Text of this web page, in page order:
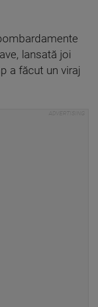
lansată joi
a făcut un viraj